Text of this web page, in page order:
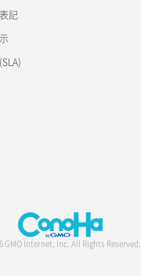
（ディスクIO）
得
得
記
GMO Internet, Inc. All Rights Reserved.